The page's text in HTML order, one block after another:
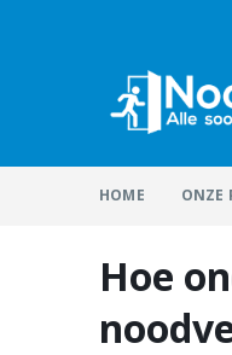
HOME ONZE
Hoe